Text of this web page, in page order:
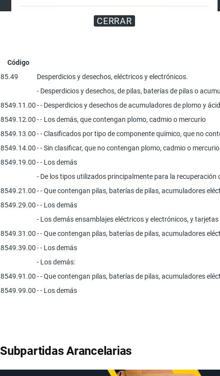
CERRAR
ANUNCIAR
SUSCRIBIRSE
Código
85.49
Desperdicios y desechos, eléctricos y electrónicos.
- Desperdicios y desechos, de pilas, baterías de pilas o
8549.11.00- - Desperdicios y desechos de acumuladores de plomo y
8549.12.00- - Los demás, que contengan plomo, cadmio o mercurio
8549.13.00- - Clasificados por tipo de componente químico, que no
8549.14.00- - Sin clasificar, que no contengan plomo, cadmio o mercurio
8549.19.00- - Los demás
- De los tipos utilizados principalmente para la recuperación
8549.21.00- - Que contengan pilas, baterías de pilas, acumuladores
8549.29.00- - Los demás
- Los demás ensamblajes eléctricos y electrónicos, y
8549.31.00- - Que contengan pilas, baterías de pilas, acumuladores
8549.39.00- - Los demás
- Los demás:
8549.91.00- - Que contengan pilas, baterías de pilas, acumuladores
8549.99.00- - Los demás
Subpartidas Arancelarias